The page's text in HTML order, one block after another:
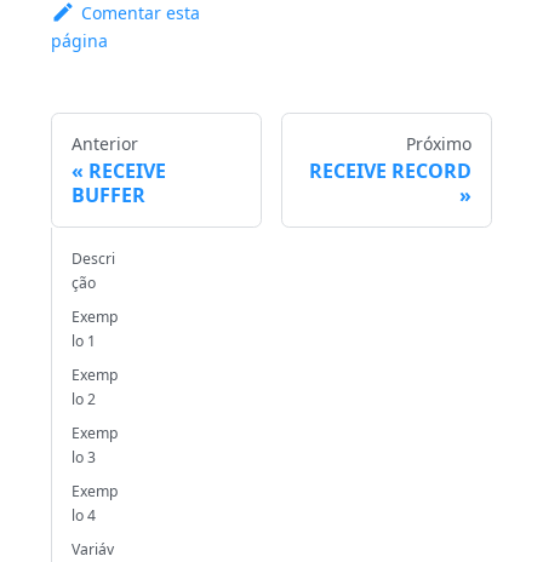
Comentar esta
página
Anterior
RECEIVE
BUFFER
Próximo
RECEIVE RECORD
Descri
ção
Exemp
lo 1
Exemp
lo 2
Exemp
lo 3
Exemp
lo 4
Variáv